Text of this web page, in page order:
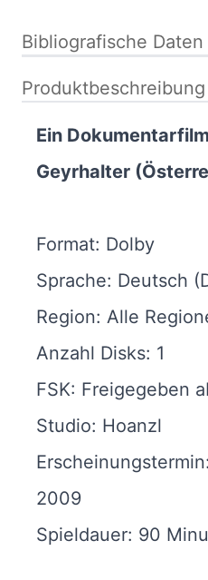
Bibliografische Daten
Produktbeschreibung
Ein
Geyrhalter
Format: Dolby
Sprache: Deutsch
Region: Alle
Anzahl Disks: 1
FSK: Freigegeben
Studio: Hoanzl
2009
Spieldauer: 90